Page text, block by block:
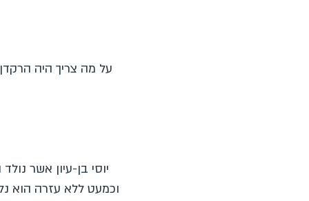
על מה צריך היה
יוסי בן-עיון אשר
וכמעט ללא עזרה הוא